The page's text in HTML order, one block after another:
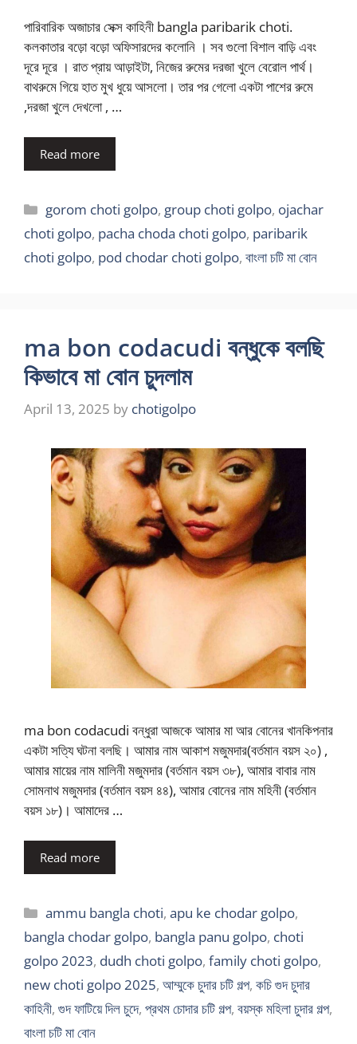
পারিবারিক অজাচার সেক্স কাহিনী bangla paribarik choti.
কলকাতার বড়ো বড়ো অফিসারদের কলোনি । সব গুলো বিশাল বাড়ি এবং
দূরে দূরে । রাত প্রায় আড়াইটা, নিজের রুমের দরজা খুলে বেরোল পার্থ।
বাথরুমে গিয়ে হাত মুখ ধুয়ে আসলো। তার পর গেলো একটা পাশের রুমে
,দরজা খুলে দেখলো , …
Read more
Categories
gorom choti golpo, group choti golpo, ojachar
choti golpo, pacha choda choti golpo, paribarik
choti golpo, pod chodar choti golpo, বাংলা চটি মা বোন
ma bon codacudi বন্ধুকে বলছি
কিভাবে মা বোন চুদলাম
April 13, 2025 by chotigolpo
ma bon codacudi বন্ধুরা আজকে আমার মা আর বোনের খানকিপনার
একটা সত্যি ঘটনা বলছি। আমার নাম আকাশ মজুমদার(বর্তমান বয়স ২০) ,
আমার মায়ের নাম মালিনী মজুমদার (বর্তমান বয়স ৩৮), আমার বাবার নাম
সোমনাথ মজুমদার (বর্তমান বয়স ৪৪), আমার বোনের নাম মহিনী (বর্তমান
বয়স ১৮)। আমাদের …
Read more
Categories
ammu bangla choti,apu ke chodar golpo,
bangla chodar golpo, bangla panu golpo, choti
golpo 2023, dudh choti golpo, family choti golpo,
new choti golpo 2025, আম্মুকে চুদার চটি গল্প, কচি গুদ চুদার
কাহিনী, গুদ ফাটিয়ে দিল চুদে, প্রথম চোদার চটি গল্প, বয়স্ক মহিলা চুদার গল্প,
বাংলা চটি মা বোন